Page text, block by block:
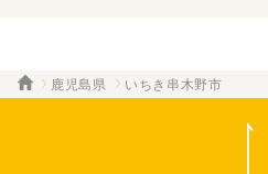
鹿児島県 いちき串木野市